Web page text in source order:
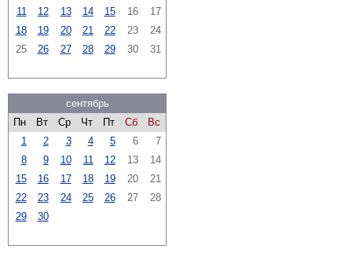
11
12 13 14 15 16
17
18
19 20 21 22 23
24
25
26 27 28 29 30 31
сентябрь
Пн
Вт Ср Чт Пт Сб
Вс
1
2 3 4 5 6
7
8
9 10 11 12 13
14
15
16 17 18 19 20
21
22
23 24 25 26 27
28
29
30